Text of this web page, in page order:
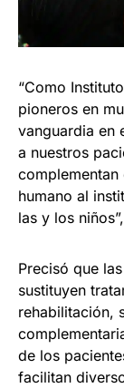
“Como
pioneros en
vanguardia en
a nuestros
complementan
humano al
las y los
Precisó que
sustituyen
rehabilitación,
de los
facilitan